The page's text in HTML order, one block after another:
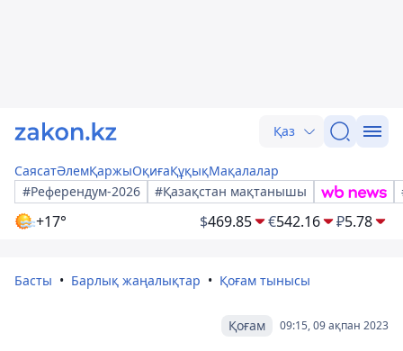
Қаз
СаясатӘлемҚаржыОқиғаҚұқықМақалалар
#Референдум-2026
#Қазақстан мақтанышы
+17° $469.85 €542.16 ₽5.78
Басты Барлық жаңалықтар Қоғам тынысы
09:15, 09 ақпан 2023
Қоғам